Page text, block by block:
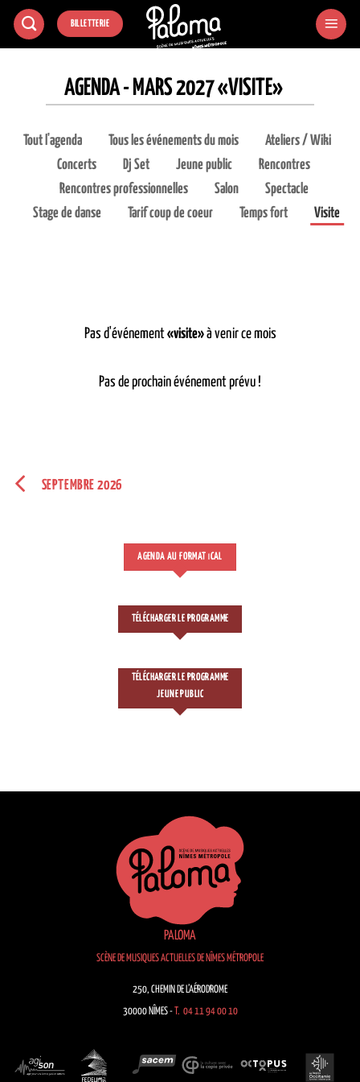
Passer
BILLETTERIE
AGENDA - MARS 2027 «VISITE»
Tout l'agenda Tous les événements du mois
Ateliers / Wiki
Concerts
Dj Set Jeune public
Rencontres
Rencontres professionnelles
Salon
Spectacle
Stage de danse
Tarif coup de coeur Temps fort Visite
Pas d'événement«visite»à venir ce mois
Pas de prochain événement prévu !
SEPTEMBRE 2026
AGENDA AU FORMAT CAL
TÉLÉCHARGER LE PROGRAMME
TÉLÉCHARGER LE PROGRAMME
JEUNE PUBLIC
PALOMA
SCÈNE DE MUSIQUES ACTUELLES DE NÎMES MÉTROPOLE
250, CHEMIN DE L’AÉRODROME
30000 NÎMES - T. 04 11 94 00 10